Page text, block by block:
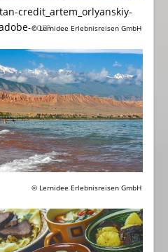
© Lernidee Erlebnisreisen GmbH
credit_artem_orlyanskiy-
com
© Lernidee Erlebnisreisen GmbH